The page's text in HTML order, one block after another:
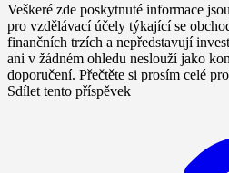
Veškeré zde poskytnuté informace
pro vzdělávací účely týkající se
finančních trzích a nepředstavují
ani v žádném ohledu neslouží jako
doporučení. Přečtěte si prosím celé
Sdílet tento příspěvek